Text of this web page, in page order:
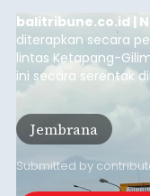
balitribune.co.id |
diterapkan secara
lintas Ketapang-
ini secara serentak
empat pelabuhan
Pelabuhan Merak,
Lembar pada Rabu
Jembrana
Submitted by